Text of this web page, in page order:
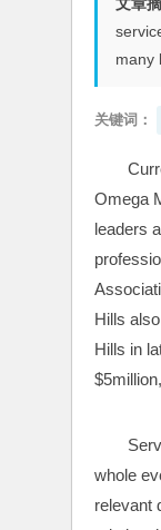
many
关键词：
Omega
leaders
Hills
Hills in
whole
relevant